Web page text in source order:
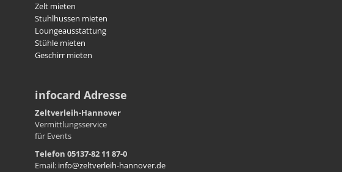
Zelt mieten
Stuhlhussen mieten
Loungeausstattung
Stühle mieten
Geschirr mieten
infocard Adresse
Zeltverleih-Hannover
Vermittlungsservice
für Events
Telefon 05137-82 11 87-0
Email: info@zeltverleih-hannover.de